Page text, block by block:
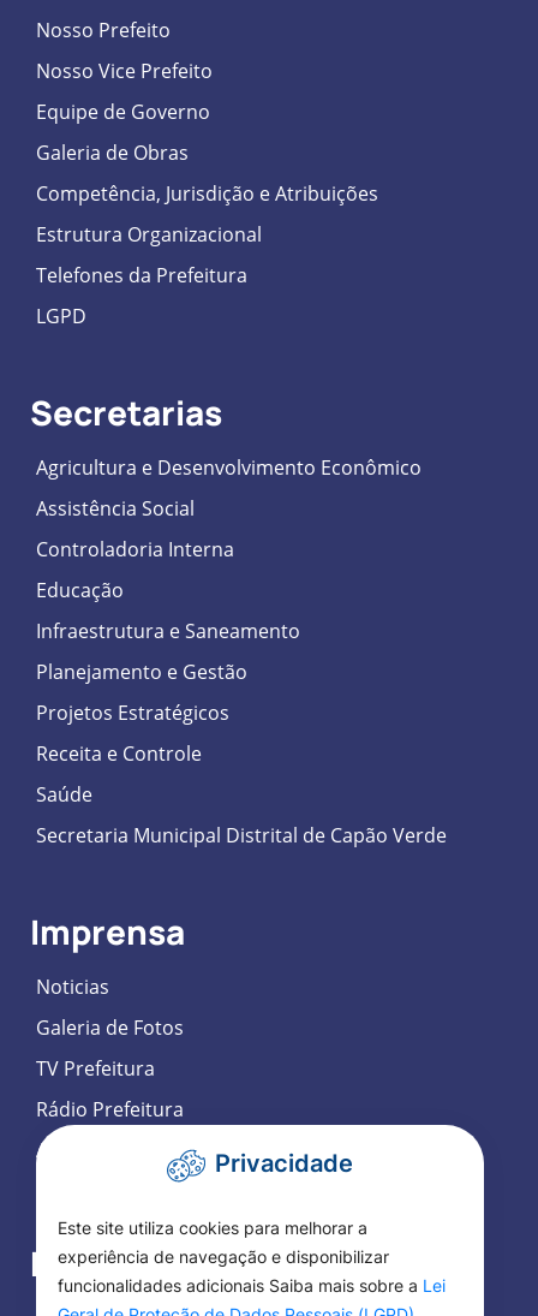
Nosso Prefeito
Nosso Vice Prefeito
Equipe de Governo
Galeria de Obras
Competência, Jurisdição e Atribuições
Estrutura Organizacional
Telefones da Prefeitura
LGPD
Secretarias
Agricultura e Desenvolvimento Econômico
Assistência Social
Controladoria Interna
Educação
Infraestrutura e Saneamento
Planejamento e Gestão
Projetos Estratégicos
Receita e Controle
Saúde
Secretaria Municipal Distrital de Capão Verde
Imprensa
Noticias
Galeria de Fotos
TV Prefeitura
Rádio Prefeitura
Agenda de Eventos
Participação Social Eletrônica
Fale Conosco
Privacidade
Este site utiliza cookies para melhorar a
experiência de navegação e disponibilizar
funcionalidades adicionais Saiba mais sobre a Lei